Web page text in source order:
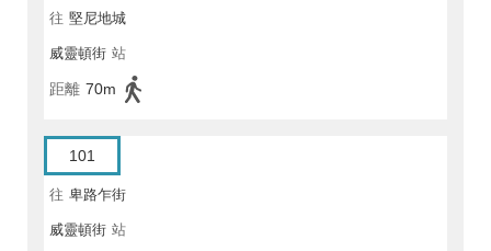
往 堅尼地城
威靈頓街 站
距離 70m
101
往 卑路乍街
威靈頓街 站